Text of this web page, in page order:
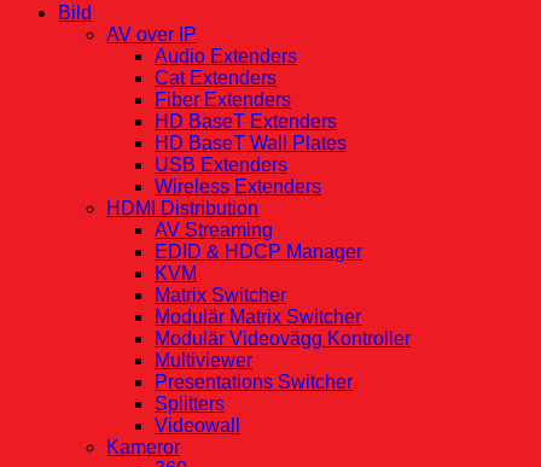
Bild
AV over IP
Audio Extenders
Cat Extenders
Fiber Extenders
HD BaseT Extenders
HD BaseT Wall Plates
USB Extenders
Wireless Extenders
HDMI Distribution
AV Streaming
EDID & HDCP Manager
KVM
Matrix Switcher
Modulär Matrix Switcher
Modulär Videovägg Kontroller
Multiviewer
Presentations Switcher
Splitters
Videowall
Kameror